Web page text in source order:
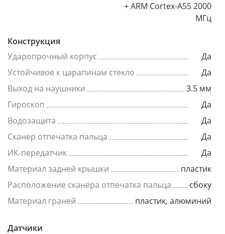
+ ARM Cortex-A55 2000
МГц
Конструкция
Ударопрочный корпус
Да
Устойчивое к царапинам стекло
Да
Выход на наушники
3.5 мм
Гироскоп
Да
Водозащита
Да
Сканер отпечатка пальца
Да
ИК-передатчик
Да
Материал задней крышки
пластик
Расположение сканера отпечатка пальца
сбоку
Материал граней
пластик, алюминий
Датчики